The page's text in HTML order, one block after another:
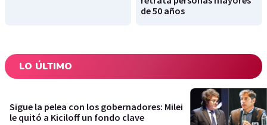
de 50 años
LO ÚLTIMO
Sigue la pelea con los gobernadores: Milei
le quitó a Kiciloff un fondo clave